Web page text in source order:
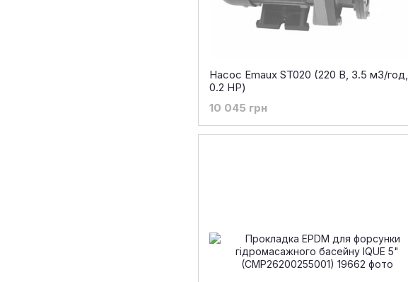
Насос Emaux ST020 (220 В, 3.5 м3/год,
0.2 НР)
10 045 грн